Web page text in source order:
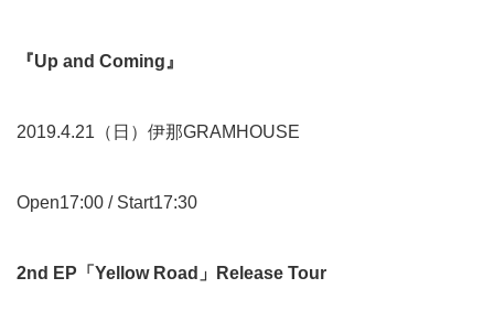
『Up and Coming 』
2019.4.21（日）伊那GRAMHOUSE
Open17:00 / Start17:30
2nd EP 「 Yellow Road 」 Release Tour